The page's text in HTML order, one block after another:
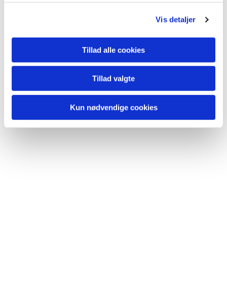
Vis detaljer
Tillad alle cookies
Tillad valgte
Kun nødvendige cookies
Du vil måske også kunne lide...